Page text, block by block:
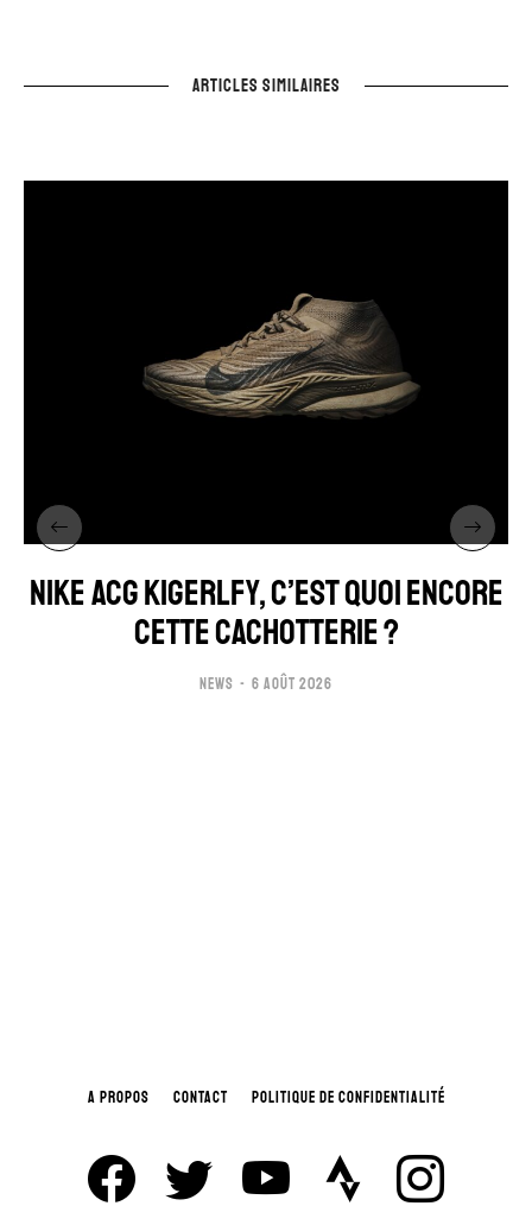
ARTICLES SIMILAIRES
NIKE ACG KIGERLFY, C’EST QUOI ENCORE
CETTE CACHOTTERIE ?
NEWS 6 AOÛT 2026
A PROPOS CONTACT POLITIQUE DE CONFIDENTIALITÉ